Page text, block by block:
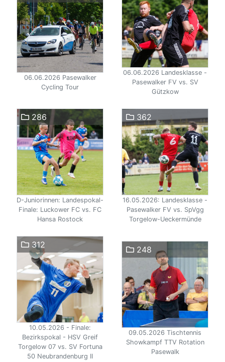
06.06.2026 Pasewalker
Cycling Tour
06.06.2026 Landesklasse -
Pasewalker FV vs. SV
Gützkow
286
D-Juniorinnen: Landespokal-
Finale: Luckower FC vs. FC
Hansa Rostock
362
16.05.2026: Landesklasse -
Pasewalker FV vs. SpVgg
Torgelow-Ueckermünde
312
10.05.2026 - Finale:
Bezirkspokal - HSV Greif
Torgelow 07 vs. SV Fortuna
50 Neubrandenburg II
248
09.05.2026 Tischtennis
Showkampf TTV Rotation
Pasewalk